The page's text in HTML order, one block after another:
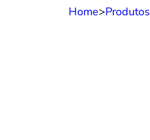
Home>Produtos